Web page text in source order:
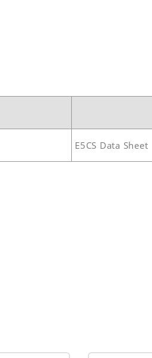
E5CS Data Sheet